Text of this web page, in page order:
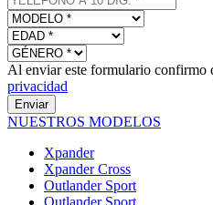
Al enviar este formulario confirmo
privacidad
Enviar
NUESTROS MODELOS
Xpander
Xpander Cross
Outlander Sport